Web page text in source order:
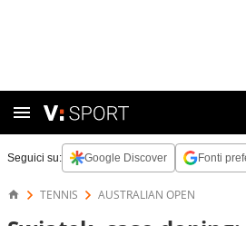
Seguici su: Google Discover Fonti
TENNIS AUSTRALIAN OPEN